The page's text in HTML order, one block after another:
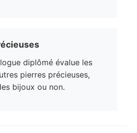
diplômé évalue les
pierres précieuses,
bijoux ou non.